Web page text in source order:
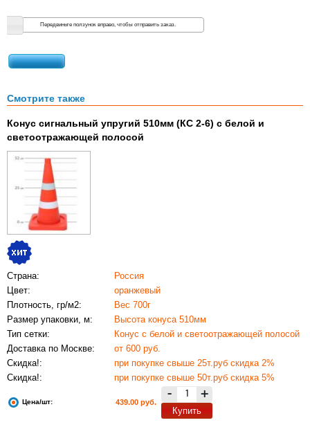
Передвиньте ползунок вправо, чтобы отправить заказ.
Смотрите также
Конус сигнальный упругий 510мм (КС 2-6) с белой и
светоотражающей полосой
Страна:
Россия
Цвет:
оранжевый
Плотность, гр/м2:
Вес 700г
Размер упаковки, м:
Высота конуса 510мм
Тип сетки:
Конус с белой и светоотражающей полосой
Доставка по Москве:
от 600 руб.
Скидка!:
при покупке свыше 25т.руб скидка 2%
Скидка!:
при покупке свыше 50т.руб скидка 5%
Цена/шт: 439.00 руб.
- +
Купить